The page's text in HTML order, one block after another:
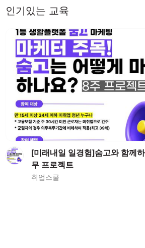
인기있는 교육
[미래내일 일경험]숨고와 함께
무 프로젝트
취업스쿨